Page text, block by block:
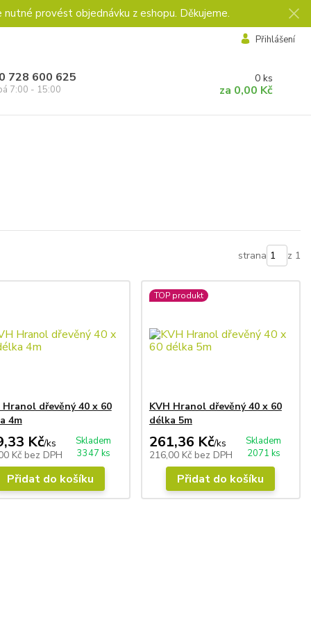
provést objednávku z eshopu. Děkujeme.
Přihlášení
728 600 625
7:00 - 15:00
0 ks
za 0,00 Kč
strana z 1
Hranol dřevěný 40 x 60
4m
Kč/ks
Kč bez DPH
Skladem
3347 ks
Přidat do košíku
TOP produkt
KVH Hranol dřevěný 40 x 60
délka 5m
261,36 Kč/ks
216,00 Kč bez DPH
Skladem
2071 ks
Přidat do košíku